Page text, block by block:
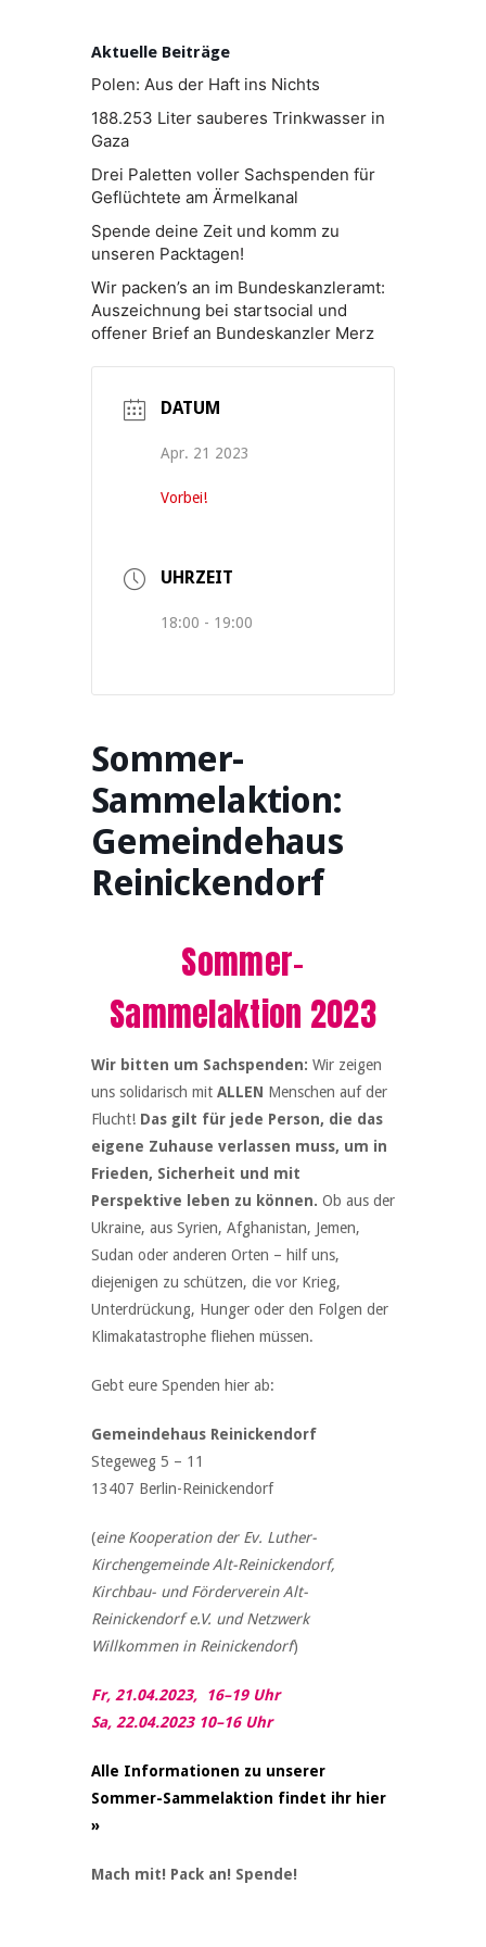
Aktuelle Beiträge
Polen: Aus der Haft ins Nichts
188.253 Liter sauberes Trinkwasser in
Gaza
Drei Paletten voller Sachspenden für
Geflüchtete am Ärmelkanal
Spende deine Zeit und komm zu
unseren Packtagen!
Wir packen’s an im Bundeskanzleramt:
Auszeichnung bei startsocial und
offener Brief an Bundeskanzler Merz
DATUM
Apr. 21 2023
Vorbei!
UHRZEIT
18:00 - 19:00
Sommer-
Sammelaktion:
Gemeindehaus
Reinickendorf
Sommer-
Sammelaktion 2023
Wir bitten um Sachspenden: Wir zeigen
uns solidarisch mit ALLEN Menschen auf der
Flucht! Das gilt für jede Person, die das
eigene Zuhause verlassen muss, um in
Frieden, Sicherheit und mit
Perspektive leben zu können. Ob aus der
Ukraine, aus Syrien, Afghanistan, Jemen,
Sudan oder anderen Orten – hilf uns,
diejenigen zu schützen, die vor Krieg,
Unterdrückung, Hunger oder den Folgen der
Klimakatastrophe fliehen müssen.
Gebt eure Spenden hier ab:
Gemeindehaus Reinickendorf
Stegeweg 5 – 11
13407 Berlin-Reinickendorf
(eine Kooperation der Ev. Luther-
Kirchengemeinde Alt-Reinickendorf,
Kirchbau- und Förderverein Alt-
Reinickendorf e.V. und Netzwerk
Willkommen in Reinickendorf)
Fr, 21.04.2023, 16–19 Uhr
Sa, 22.04.2023 10–16 Uhr
Alle Informationen zu unserer
Sommer-Sammelaktion findet ihr hier
»
Mach mit! Pack an! Spende!